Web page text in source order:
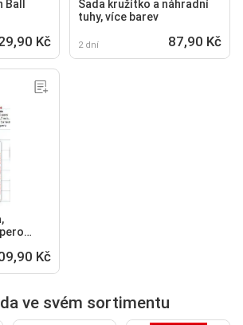
Ball
Kč
Sada kružítko a náhradní
tuhy, více barev
2 dní 87,90 Kč
Kč
ve svém sortimentu